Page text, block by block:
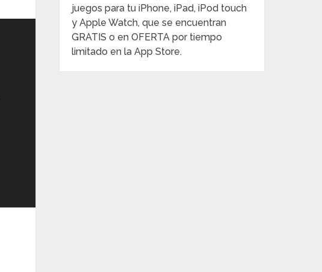
juegos para tu iPhone, iPad, iPod touch
y Apple Watch, que se encuentran
GRATIS o en OFERTA por tiempo
limitado en la App Store.